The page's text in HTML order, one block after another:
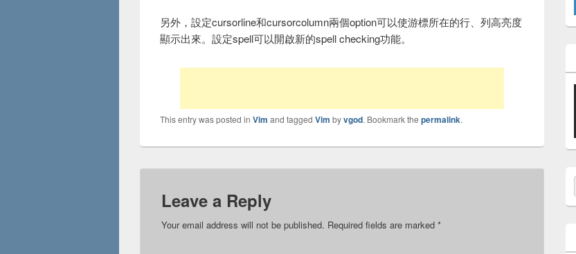
另外，設定cursorline和cursorcolumn兩個option可以使游標所在的行、列高亮度
顯示出來。設定spell可以開啟新的spell checking功能。
This entry was posted inVim and taggedVim byvgod. Bookmark thepermalink.
Leave a Reply
Your email address will not be published. Required fields are marked *